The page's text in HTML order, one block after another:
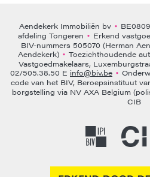
Aendekerk Immobiliën bv •
afdeling Tongeren • Erkend
BIV-nummers 505070 (Herman
Aendekerk) • Toezichthoudende
Vastgoedmakelaars,
02/505.38.50 E info@biv.be •
code van het BIV, Beroepsinstituut
borgstelling via NV AXA Belgium
CIB